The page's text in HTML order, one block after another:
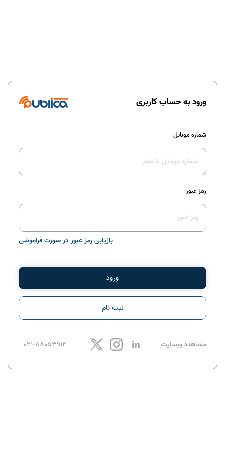
ورود به حساب کاربری
شماره موبایل
رمز عبور
بازیابی رمز عبور در صورت فراموشی
ورود
ثبت نام
مشاهده وبسایت 021-88053912